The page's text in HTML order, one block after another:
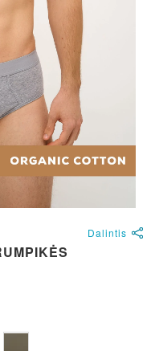
Dalintis